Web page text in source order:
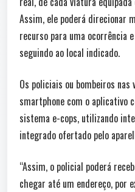
Assim, ele poderá direcionar
recurso para uma ocorrência
seguindo ao local indicado.
Os policiais ou bombeiros
smartphone com o aplicativo
sistema e-cops, utilizando
integrado ofertado pelo
“Assim, o policial poderá
chegar até um endereço, por